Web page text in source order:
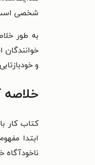
شخصی است
به طور
خوانندگان
و
خلاصه
کتاب کار
ابتدا